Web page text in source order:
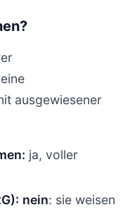
ausgewiesener
ja, voller
nein: sie weisen